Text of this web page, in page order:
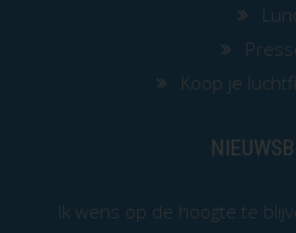
Koop je
Ik wens op de hoogte te